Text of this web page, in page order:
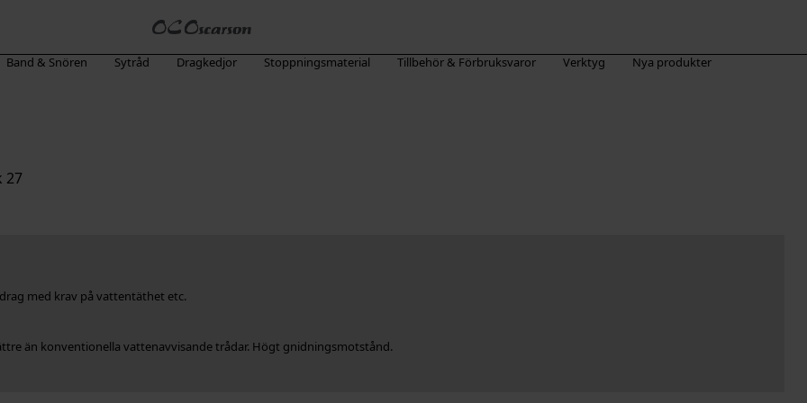
Band & Snören Sytråd Dragkedjor Stoppningsmaterial Tillbehör & Förbruksvaror Verktyg Nya produkter
27
med krav på vattentäthet etc.
än konventionella vattenavvisande trådar. Högt gnidningsmotstånd.